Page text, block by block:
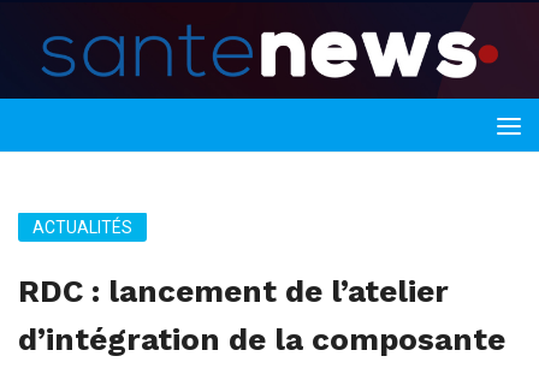
ACTUALITÉS
RDC : lancement de l’atelier
d’intégration de la composante